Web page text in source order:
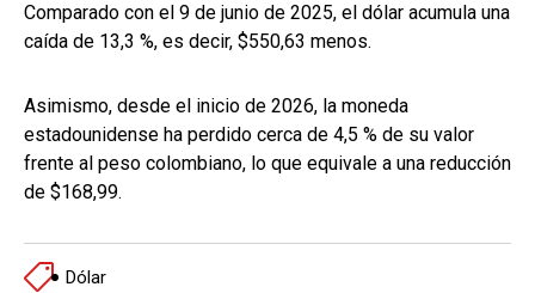
Comparado con el 9 de junio de 2025, el dólar acumula una
caída de 13,3 %, es decir, $550,63 menos.
Asimismo, desde el inicio de 2026, la moneda
estadounidense ha perdido cerca de 4,5 % de su valor
frente al peso colombiano, lo que equivale a una reducción
de $168,99.
Dólar